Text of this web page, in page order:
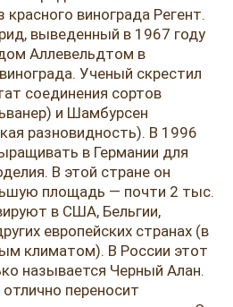
вина
красного винограда Регент.
выведенный в 1967 году
Аллевельдтом в
Ученый скрестил
соединения сортов
и Шамбурсен
разновидность). В 1996
в Германии для
В этой стране он
площадь — почти 2 тыс.
в США, Бельгии,
европейских странах (в
климатом). В России этот
называется Черный Алан.
переносит